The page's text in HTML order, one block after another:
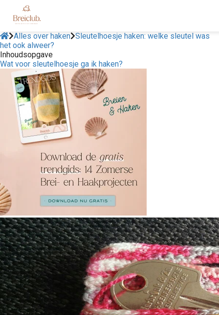
Alles over haken Sleutelhoesje haken: welke sleutel was
het ook alweer?
Inhoudsopgave
Wat voor sleutelhoesje ga ik haken?